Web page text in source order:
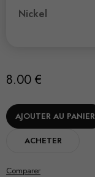
Nickel
8.00 €
AJOUTER AU PANIER
ACHETER
Comparer